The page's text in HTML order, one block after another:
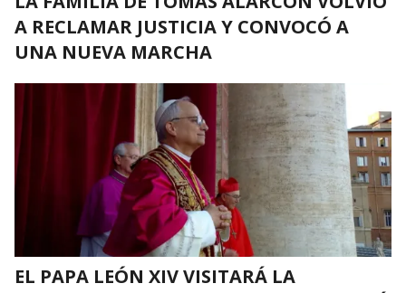
A RECLAMAR JUSTICIA Y CONVOCÓ A
UNA NUEVA MARCHA
EL PAPA LEÓN XIV VISITARÁ LA